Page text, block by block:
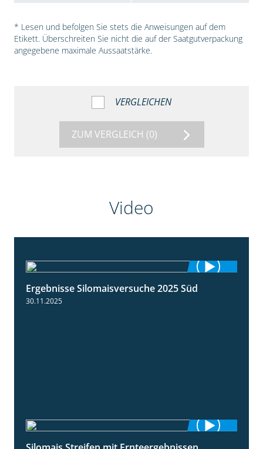
* Lesen und befolgen Sie stets die Anweisungen auf dem
Etikett. Überschreiten Sie nicht die auf der Saatgutverpackung
angegebene maximale Aussaatstärke.
VERGLEICHEN
ZUM VERGLEICH (0)
Video
Ergebnisse Silomaisversuche 2025 Süd
30.11.2025